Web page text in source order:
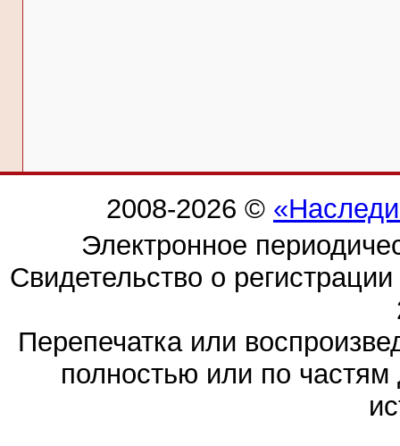
2008-2026 ©
Электронное
Свидетельство о
Перепечатка или
полностью или по частям